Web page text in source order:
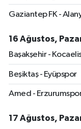
Gaziantep FK -
16 Ağustos,
Başakşehir -
Beşiktaş - Eyüpspor
Amed -
17 Ağustos,